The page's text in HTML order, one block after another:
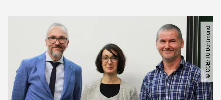
© CCB​/​TU Dortmund